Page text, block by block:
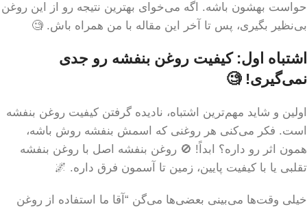
حواست بهشون باشه. اگه می‌خوای بهترین نتیجه رو از این روغن
بی‌نظیر بگیری، پس تا آخر این مقاله با من همراه باش. 🧐
اشتباه اول: کیفیت روغن بنفشه رو جدی
نمی‌گیری! 🧐
اولین و شاید مهم‌ترین اشتباه، نادیده گرفتن کیفیت روغن بنفشه
است. فکر می‌کنی هر روغنی که اسمش بنفشه روش باشه،
همون اثر رو داره؟ ابداً! 🚫 روغن بنفشه اصل با روغن بنفشه
تقلبی یا با کیفیت پایین، زمین تا آسمون فرق داره. 🌌
خیلی وقت‌ها می‌بینی بعضی‌ها می‌گن “آقا ما استفاده از روغن